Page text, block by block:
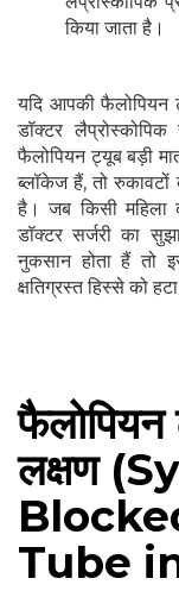
किया जाता है।
यदि आपकी फैलोपियन
डॉक्टर
फैलोपियन ट्यूब बड़ी
ब्लॉकेज हैं, तो
है। जब किसी महिला
डॉक्टर सर्जरी का
नुकसान होता हैं तो
क्षतिग्रस्त हिस्से को
लक्षण
Tube